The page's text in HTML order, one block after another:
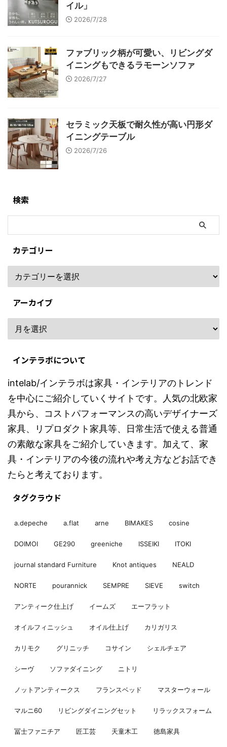
イル」
2026/7/28
ファブリック柄が可愛い、リビングダ
イニングもできるラモーンソファ
2026/7/27
セラミック天板で耐久性が高い円形ダ
イニングテーブル
2026/7/26
検索
カテゴリー
アーカイブ
インテラボについて
intelab/インテラボは家具・インテリアのトレンド
を中心にご紹介していくサイトです。人気の北欧家
具から、コストパフォーマンスの高いデザイナーズ
家具、リプロダクト家具等、日常生活で使える普通
の素敵な家具をご紹介していきます。加えて、家
具・インテリアの今後の流れや考え方などお話でき
たらと考えております。
タグクラウド
a.depeche a.flat arne BIMAKES cosine
DOIMOI GE290 greeniche ISSEIKI ITOKI
journal standard Furniture Knot antiques NEALD
NORTE pourannick SEMPRE SIEVE switch
アンティーク仕上げ イームズ エーフラット
オイルフィニッシュ オイル仕上げ カリガリス
カリモク グリニッチ コサイン シェルチェア
シーヴ ソファダイニング ニトリ
ノットアンティークス フランスベッド マスターウォール
マルニ60 リビングダイニングセット リラックスフォーム
冨士ファニチア 匠工芸 天童木工 徳島家具